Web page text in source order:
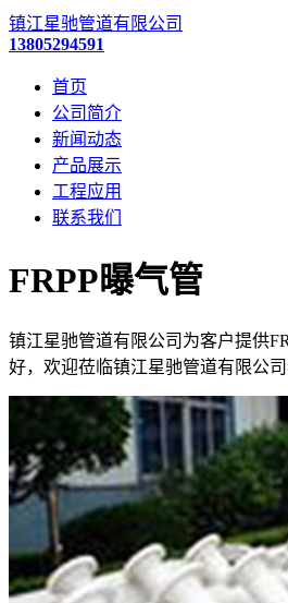
镇江星驰管道有限公司
13805294591
首页
公司简介
新闻动态
产品展示
工程应用
联系我们
FRPP曝气管
镇江星驰管道有限公司为客户提供
好，欢迎莅临镇江星驰管道有限公司